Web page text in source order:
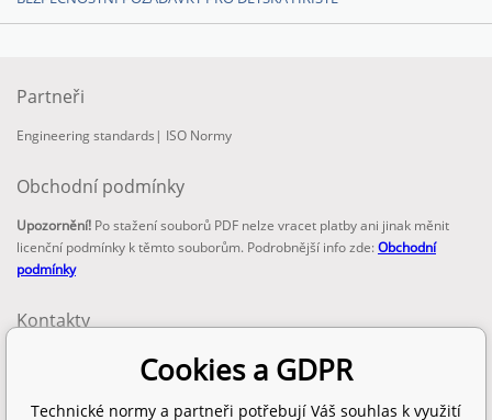
Partneři
Engineering standards | ISO Normy
Obchodní podmínky
Upozornění! Po stažení souborů PDF nelze vracet platby ani jinak měnit
licenční podmínky k těmto souborům. Podrobnější info zde:Obchodní
podmínky
Kontakty
info@technickenormy.cz
obchod@technickenormy.cz
Cookies a GDPR
Technické normy a partneři potřebují Váš souhlas k využití